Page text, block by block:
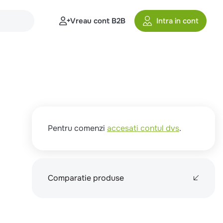
Vreau cont B2B Intra in cont
Pentru comenzi accesati contul dvs.
Comparatie produse